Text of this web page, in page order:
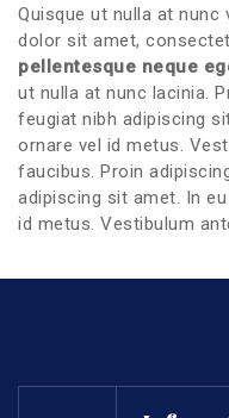
Quisque ut nulla at nunc
dolor sit amet,
pellentesque neque
ut nulla at nunc lacinia.
feugiat nibh adipiscing
ornare vel id metus.
faucibus. Proin
adipiscing sit amet. In
id metus. Vestibulum